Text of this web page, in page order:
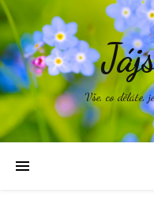
Vše, co děláte,